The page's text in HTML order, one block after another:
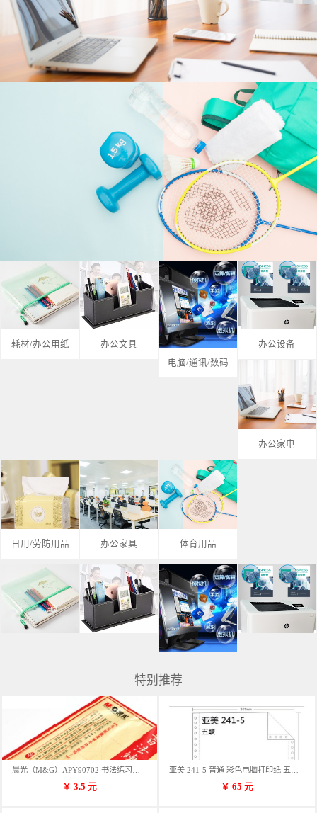
耗材/办公用纸
办公文具
电脑/通讯/数码
办公设备
办公家电
日用/劳防用品 办公家具 体育用品
特别推荐
￥ 3.5元 ￥ 65元